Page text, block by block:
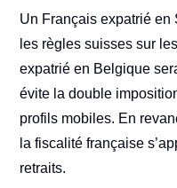
Un Français expatrié
les règles suisses sur
expatrié en Belgique
évite la double
profils mobiles. En
la fiscalité française
retraits.